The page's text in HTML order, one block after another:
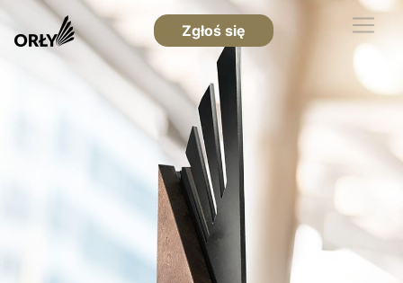
Zgłoś się